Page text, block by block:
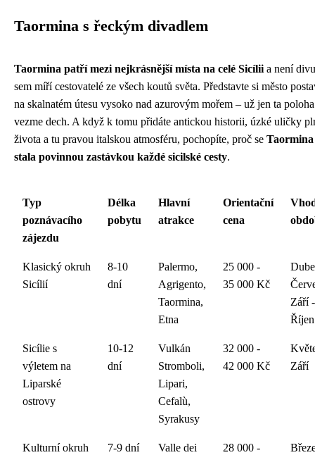
Taormina s řeckým divadlem
Taormina patří mezi nejkrásnější místa na celé Sicílii a není
sem míří cestovatelé ze všech koutů světa. Představte si město
na skalnatém útesu vysoko nad azurovým mořem – už jen ta
vezme dech. A když k tomu přidáte antickou historii, úzké uličky
života a tu pravou italskou atmosféru, pochopíte, proč se Taormina
stala povinnou zastávkou každé sicilské cesty.
Typ
poznávacího
zájezdu
Délka
pobytu
Hlavní
atrakce
Orientační
cena
Klasický okruh
Sicílií
8-10
dní
Palermo,
Agrigento,
Taormina,
Etna
25 000 -
35 000 Kč
Září -
Říjen
Sicílie s
výletem na
Liparské
ostrovy
10-12
dní
Vulkán
Stromboli,
Lipari,
Cefalù,
Syrakusy
32 000 -
42 000 Kč
Září
Kulturní okruh 7-9 dní
Valle dei
28 000 -